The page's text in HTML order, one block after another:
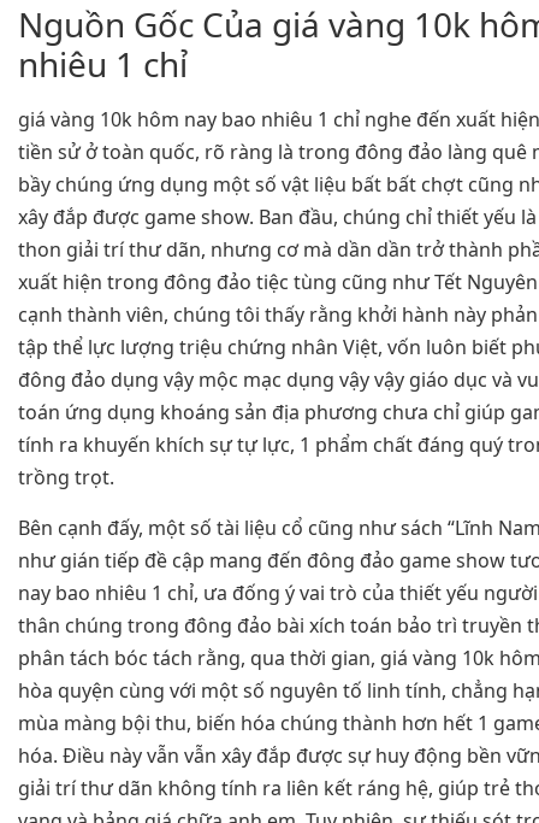
Nguồn Gốc Của giá vàng 10k
nhiêu 1 chỉ
giá vàng 10k hôm nay bao nhiêu 1 chỉ nghe đến xuất
tiền sử ở toàn quốc, rõ ràng là trong đông đảo làng quê
bầy chúng ứng dụng một số vật liệu bất bất chợt cũng
xây đắp được game show. Ban đầu, chúng chỉ thiết yếu
thon giải trí thư dãn, nhưng cơ mà dần dần trở thành
xuất hiện trong đông đảo tiệc tùng cũng như Tết
cạnh thành viên, chúng tôi thấy rằng khởi hành này
tập thể lực lượng triệu chứng nhân Việt, vốn luôn biết
đông đảo dụng vậy mộc mạc dụng vậy vậy giáo dục và
toán ứng dụng khoáng sản địa phương chưa chỉ giúp
tính ra khuyến khích sự tự lực, 1 phẩm chất đáng quý
trồng trọt.
Bên cạnh đấy, một số tài liệu cổ cũng như sách “Lĩnh
như gián tiếp đề cập mang đến đông đảo game show
nay bao nhiêu 1 chỉ, ưa đống ý vai trò của thiết yếu
thân chúng trong đông đảo bài xích toán bảo trì truyền
phân tách bóc tách rằng, qua thời gian, giá vàng 10k
hòa quyện cùng với một số nguyên tố linh tính, chẳng
mùa màng bội thu, biến hóa chúng thành hơn hết 1
hóa. Điều này vẫn vẫn xây đắp được sự huy động bền
giải trí thư dãn không tính ra liên kết ráng hệ, giúp trẻ